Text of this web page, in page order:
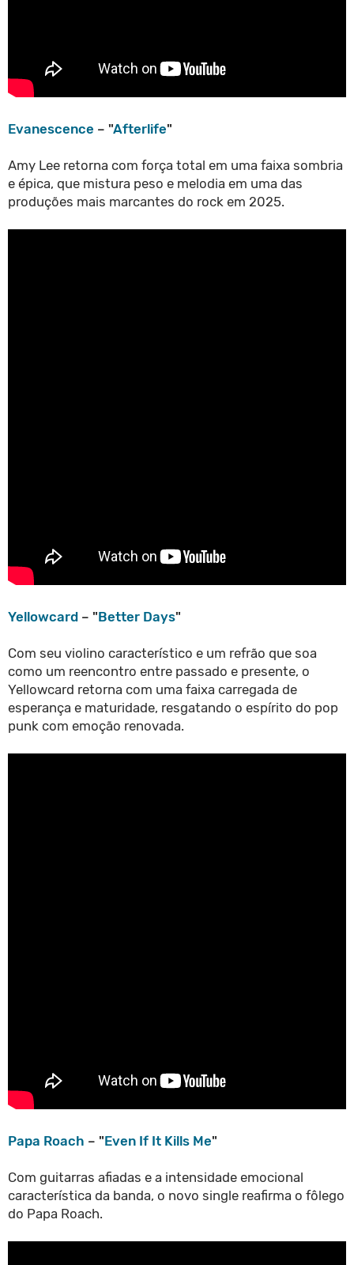
Evanescence – "Afterlife"
Amy Lee retorna com força total em uma faixa sombria
e épica, que mistura peso e melodia em uma das
produções mais marcantes do rock em 2025.
Yellowcard – "Better Days"
Com seu violino característico e um refrão que soa
como um reencontro entre passado e presente, o
Yellowcard retorna com uma faixa carregada de
esperança e maturidade, resgatando o espírito do pop
punk com emoção renovada.
Papa Roach – "Even If It Kills Me"
Com guitarras afiadas e a intensidade emocional
característica da banda, o novo single reafirma o fôlego
do Papa Roach.